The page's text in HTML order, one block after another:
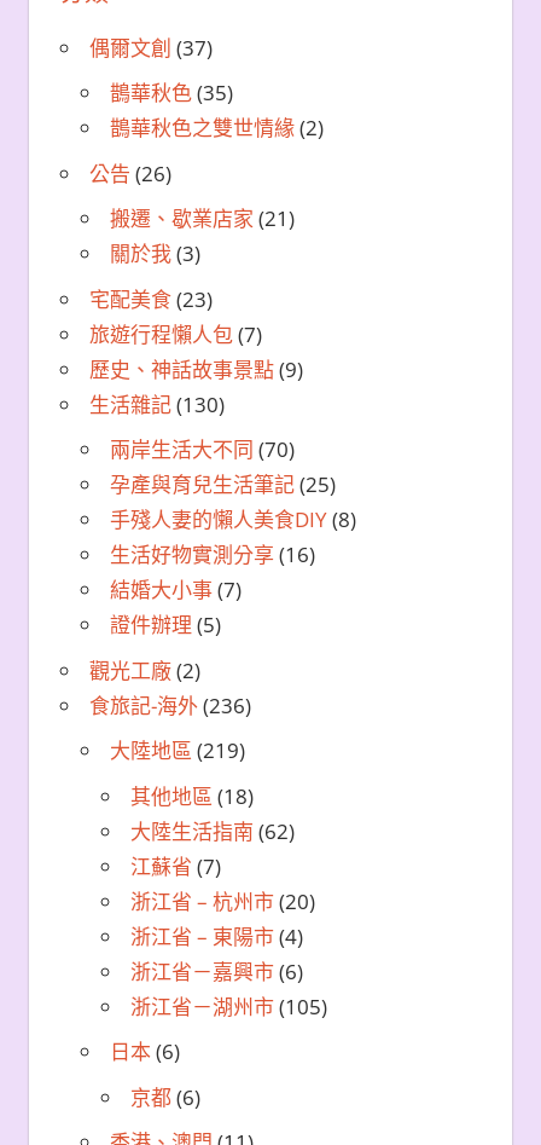
偶爾文創 (37)
鵲華秋色(35)
鵲華秋色之雙世情緣(2)
公告 (26)
搬遷、歇業店家 (21)
關於我(3)
宅配美食(23)
旅遊行程懶人包(7)
歷史、神話故事景點(9)
生活雜記(130)
兩岸生活大不同 (70)
孕產與育兒生活筆記(25)
手殘人妻的懶人美食DIY(8)
生活好物實測分享 (16)
結婚大小事(7)
證件辦理 (5)
觀光工廠(2)
食旅記-海外(236)
大陸地區 (219)
其他地區 (18)
大陸生活指南 (62)
江蘇省 (7)
浙江省 – 杭州市(20)
浙江省 – 東陽市(4)
浙江省－嘉興市(6)
浙江省－湖州市(105)
日本(6)
京都(6)